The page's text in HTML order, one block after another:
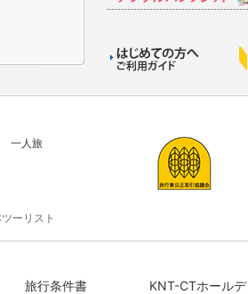
一人旅
ーリスト
旅行条件書 KNT-CTホール